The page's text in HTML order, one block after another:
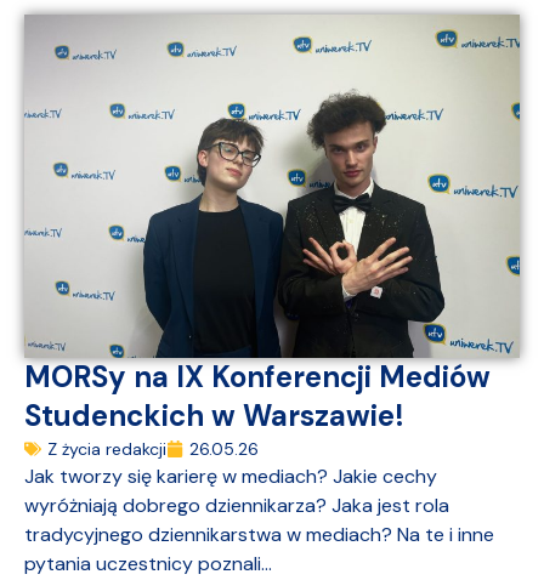
MORSy na IX Konferencji Mediów
Studenckich w Warszawie!
Z życia redakcji 26.05.26
Jak tworzy się karierę w mediach? Jakie cechy
wyróżniają dobrego dziennikarza? Jaka jest rola
tradycyjnego dziennikarstwa w mediach? Na te i inne
pytania uczestnicy poznali...